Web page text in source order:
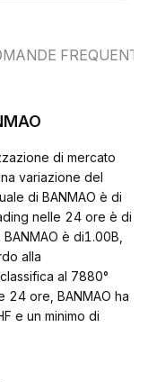
FREQUENTI
di mercato
variazione del
di BANMAO è di
nelle 24 ore è di
è di1.00B,
alla
al 7880°
24 ore, BANMAO ha
e un minimo di